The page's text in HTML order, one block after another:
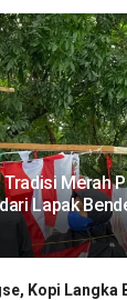
Merah
Lapak
Kopi Langka